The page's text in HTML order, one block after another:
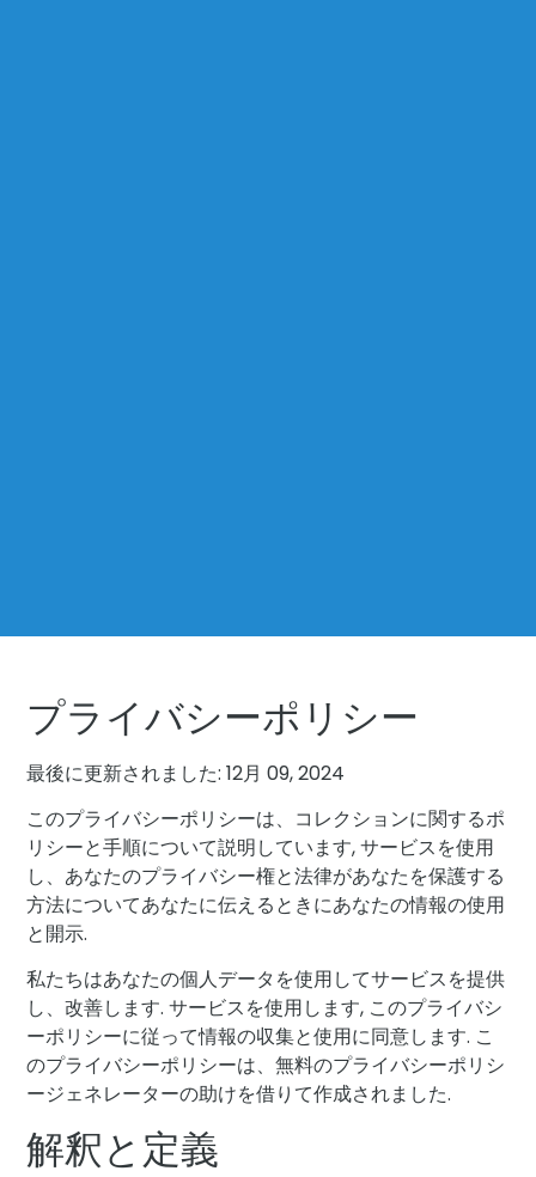
プライバシーポリシー
最後に更新されました: 12月 09, 2024
このプライバシーポリシーは、コレクションに関するポ
リシーと手順について説明しています, サービスを使用
し、あなたのプライバシー権と法律があなたを保護する
方法についてあなたに伝えるときにあなたの情報の使用
と開示.
私たちはあなたの個人データを使用してサービスを提供
し、改善します. サービスを使用します, このプライバシ
ーポリシーに従って情報の収集と使用に同意します. こ
のプライバシーポリシーは、無料のプライバシーポリシ
ージェネレーターの助けを借りて作成されました.
解釈と定義